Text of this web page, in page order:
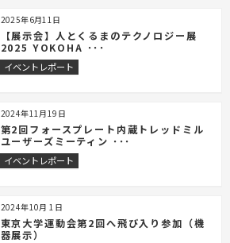
2025年6月11日
【展示会】人とくるまのテクノロジー展
2025 YOKOHA ･･･
イベントレポート
2024年11月19日
第2回フォースプレート内蔵トレッドミル
ユーザーズミーティン ･･･
イベントレポート
2024年10月 1日
東京大学運動会第2回へ飛び入り参加（機
器展示）